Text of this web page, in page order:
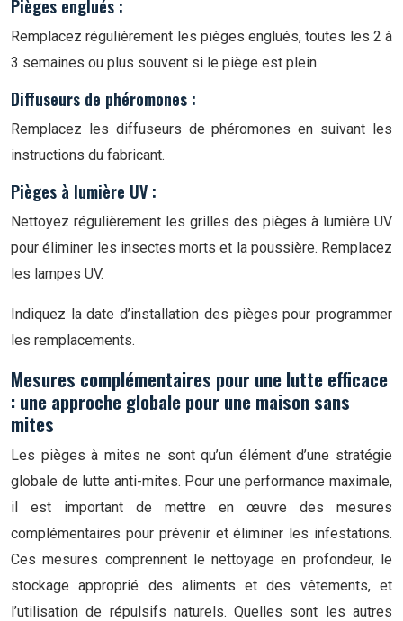
Pièges englués :
Remplacez régulièrement les pièges englués, toutes les 2 à
3 semaines ou plus souvent si le piège est plein.
Diffuseurs de phéromones :
Remplacez les diffuseurs de phéromones en suivant les
instructions du fabricant.
Pièges à lumière UV :
Nettoyez régulièrement les grilles des pièges à lumière UV
pour éliminer les insectes morts et la poussière. Remplacez
les lampes UV.
Indiquez la date d’installation des pièges pour programmer
les remplacements.
Mesures complémentaires pour une lutte efficace
: une approche globale pour une maison sans
mites
Les pièges à mites ne sont qu’un élément d’une stratégie
globale de lutte anti-mites. Pour une performance maximale,
il est important de mettre en œuvre des mesures
complémentaires pour prévenir et éliminer les infestations.
Ces mesures comprennent le nettoyage en profondeur, le
stockage approprié des aliments et des vêtements, et
l’utilisation de répulsifs naturels. Quelles sont les autres